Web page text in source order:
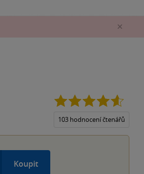
5
103 hodnocení čtenářů
Koupit